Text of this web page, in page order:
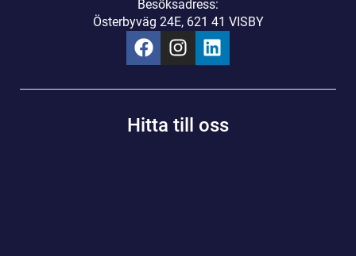
Besöksadress:
Österbyväg 24E, 621 41 VISBY
Hitta till oss